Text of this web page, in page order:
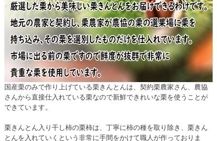
国産栗のみで作り上げている栗きんとんは、契約栗農家さん、農協
さんから直接仕入れている栗なので新鮮できれいな栗を使うことが
できています。
栗きんとん入り干し柿の栗柿は、丁寧に柿の種を取り除き、栗きん
とんを入れていくという非常に手間をかけて職人が作っておりま